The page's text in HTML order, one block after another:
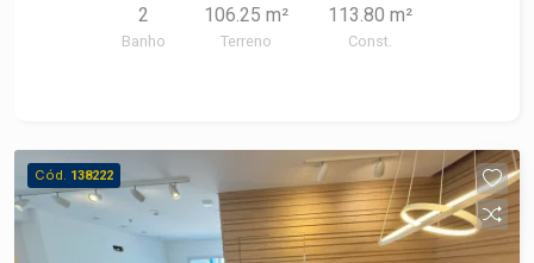
reformado, o imóvel oferece ambientes bem
distribuídos para proporcionar conforto,
comercial totalmente reformado - Recepção
equipada com ar-condicionado - 3 salas de
atendimento - Copa de apoio - 2 banheiros -
Ambientes bem distribuídos - Estrutura pronta
2
Banho
106.25 m²
Terreno
113.80 m²
Const.
Cód. 138222